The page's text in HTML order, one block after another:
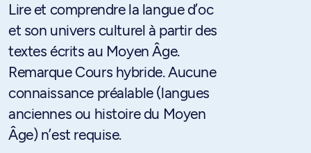
Lire et comprendre la langue d’oc
et son univers culturel à partir des
textes écrits au Moyen Âge.
Remarque Cours hybride. Aucune
connaissance préalable (langues
anciennes ou histoire du Moyen
Âge) n’est requise.